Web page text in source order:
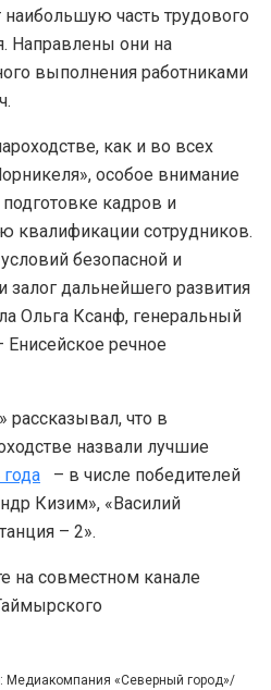
часть трудового
Направлены они на
выполнения работниками
как и во всех
особое внимание
кадров и
квалификации сотрудников.
безопасной и
залог дальнейшего развития
Ольга Ксанф, генеральный
речное
рассказывал, что в
назвали лучшие
– в числе победителей
Кизим», «Василий
– 2».
на совместном канале
Медиакомпания «Северный город»/